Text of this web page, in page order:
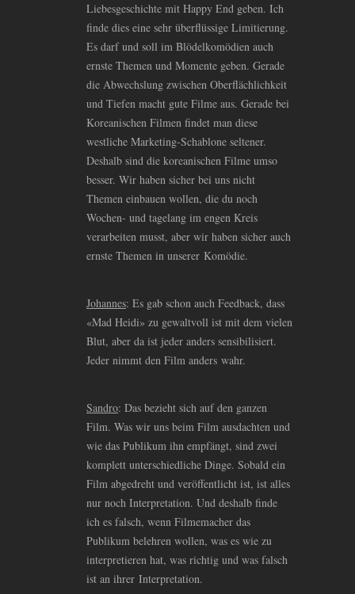
Liebesgeschichte mit Happy End geben. Ich
finde dies eine sehr überflüssige Limitierung.
Es darf und soll im Blödelkomödien auch
ernste Themen und Momente geben. Gerade
die Abwechslung zwischen Oberflächlichkeit
und Tiefen macht gute Filme aus. Gerade bei
Koreanischen Filmen findet man diese
westliche Marketing-Schablone seltener.
Deshalb sind die koreanischen Filme umso
besser. Wir haben sicher bei uns nicht
Themen einbauen wollen, die du noch
Wochen- und tagelang im engen Kreis
verarbeiten musst, aber wir haben sicher auch
ernste Themen in unserer Komödie.
Johannes: Es gab schon auch Feedback, dass
«Mad Heidi» zu gewaltvoll ist mit dem vielen
Blut, aber da ist jeder anders sensibilisiert.
Jeder nimmt den Film anders wahr.
Sandro: Das bezieht sich auf den ganzen
Film. Was wir uns beim Film ausdachten und
wie das Publikum ihn empfängt, sind zwei
komplett unterschiedliche Dinge. Sobald ein
Film abgedreht und veröffentlicht ist, ist alles
nur noch Interpretation. Und deshalb finde
ich es falsch, wenn Filmemacher das
Publikum belehren wollen, was es wie zu
interpretieren hat, was richtig und was falsch
ist an ihrer Interpretation.